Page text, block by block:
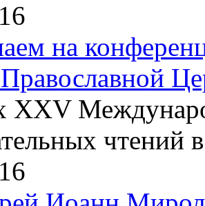
на
XXV
чтений